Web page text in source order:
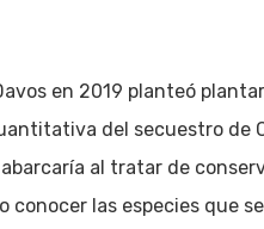
en 2019 planteó
del secuestro de
al tratar de
conocer las especies que